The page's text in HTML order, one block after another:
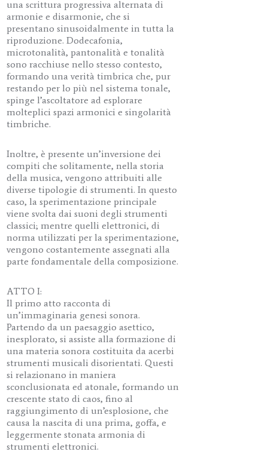
una scrittura progressiva alternata di
armonie e disarmonie, che si
presentano sinusoidalmente in tutta la
riproduzione. Dodecafonia,
microtonalità, pantonalità e tonalità
sono racchiuse nello stesso contesto,
formando una verità timbrica che, pur
restando per lo più nel sistema tonale,
spinge l’ascoltatore ad esplorare
molteplici spazi armonici e singolarità
timbriche.
Inoltre, è presente un’inversione dei
compiti che solitamente, nella storia
della musica, vengono attribuiti alle
diverse tipologie di strumenti. In questo
caso, la sperimentazione principale
viene svolta dai suoni degli strumenti
classici; mentre quelli elettronici, di
norma utilizzati per la sperimentazione,
vengono costantemente assegnati alla
parte fondamentale della composizione.
ATTO I:
Il primo atto racconta di
un’immaginaria genesi sonora.
Partendo da un paesaggio asettico,
inesplorato, si assiste alla formazione di
una materia sonora costituita da acerbi
strumenti musicali disorientati. Questi
si relazionano in maniera
sconclusionata ed atonale, formando un
crescente stato di caos, fino al
raggiungimento di un’esplosione, che
causa la nascita di una prima, goffa, e
leggermente stonata armonia di
strumenti elettronici.